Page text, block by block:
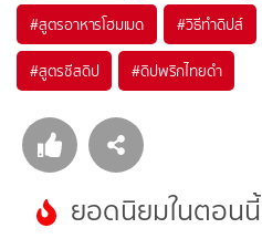
#สูตรอาหารโฮมเมด #วิธีทำดิปส์
#สูตรชีสดิป #ดิปพริกไทยดำ
ยอดนิยมในตอนนี้